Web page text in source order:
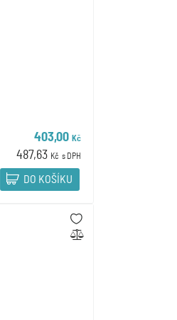
403,00 Kč
487,63 Kč s DPH
DO KOŠÍKU